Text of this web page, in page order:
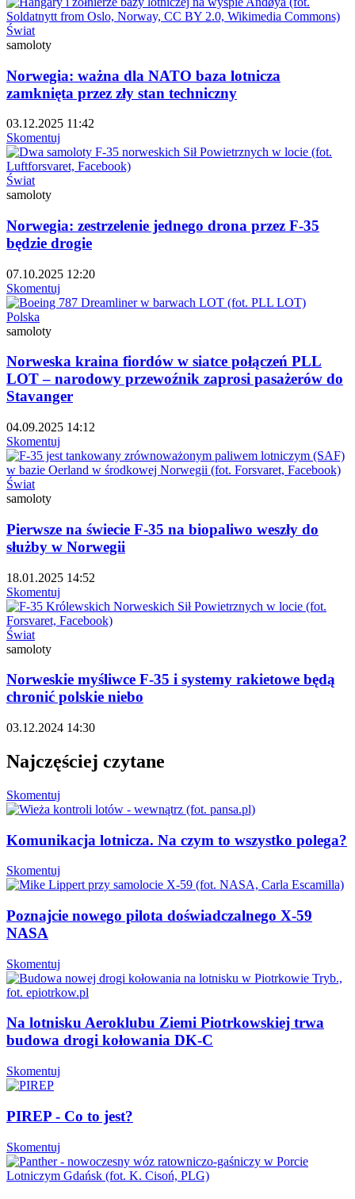
Świat
samoloty
Norwegia: ważna dla NATO baza lotnicza
zamknięta przez zły stan techniczny
03.12.2025 11:42
Skomentuj
Świat
samoloty
Norwegia: zestrzelenie jednego drona przez F-35
będzie drogie
07.10.2025 12:20
Skomentuj
Polska
samoloty
Norweska kraina fiordów w siatce połączeń PLL
LOT – narodowy przewoźnik zaprosi pasażerów do
Stavanger
04.09.2025 14:12
Skomentuj
Świat
samoloty
Pierwsze na świecie F-35 na biopaliwo weszły do
służby w Norwegii
18.01.2025 14:52
Skomentuj
Świat
samoloty
Norweskie myśliwce F-35 i systemy rakietowe będą
chronić polskie niebo
03.12.2024 14:30
Najczęściej czytane
Skomentuj
Komunikacja lotnicza. Na czym to wszystko polega?
Skomentuj
Poznajcie nowego pilota doświadczalnego X-59
NASA
Skomentuj
Na lotnisku Aeroklubu Ziemi Piotrkowskiej trwa
budowa drogi kołowania DK-C
Skomentuj
PIREP - Co to jest?
Skomentuj